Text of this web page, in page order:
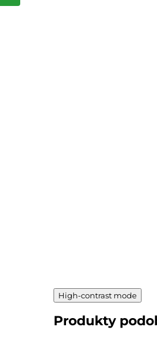
High-contrast mode
Produkty